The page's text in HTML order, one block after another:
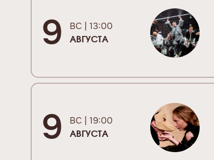
9 ВС | 13:00
АВГУСТА
9 ВС | 19:00
АВГУСТА